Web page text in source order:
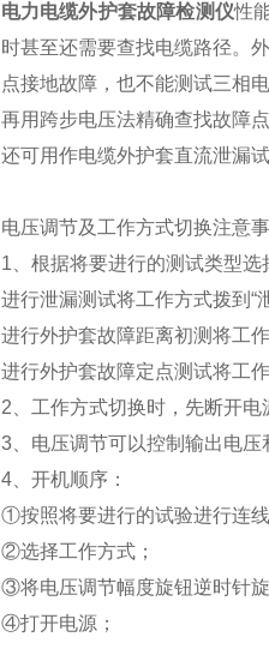
电力电缆外护套故障检测仪性
时甚至还需要查找电缆路径。
点接地故障，也不能测试三相
再用跨步电压法精确查找故障
还可用作电缆外护套直流泄漏试
电压调节及工作方式切换注意事
1 、根据将要进行的测试类型选
进行泄漏测试将工作方式拨到“
进行外护套故障距离初测将工
进行外护套故障定点测试将工
2 、工作方式切换时，先断开电
3、电压调节可以控制输出电压
4、开机顺序：
①按照将要进行的试验进行连线
②选择工作方式；
③将电压调节幅度旋钮逆时针旋
④打开电源；